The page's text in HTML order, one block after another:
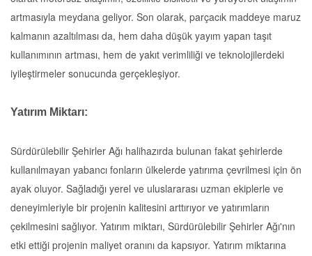
artmasıyla meydana geliyor. Son olarak, parçacık maddeye maruz
kalmanın azaltılması da, hem daha düşük yayım yapan taşıt
kullanımının artması, hem de yakıt verimliliği ve teknolojilerdeki
iyileştirmeler sonucunda gerçekleşiyor.
Yatırım Miktarı:
Sürdürülebilir Şehirler Ağı halihazırda bulunan fakat şehirlerde
kullanılmayan yabancı fonların ülkelerde yatırıma çevrilmesi için ön
ayak oluyor. Sağladığı yerel ve uluslararası uzman ekiplerle ve
deneyimleriyle bir projenin kalitesini arttırıyor ve yatırımların
çekilmesini sağlıyor. Yatırım miktarı, Sürdürülebilir Şehirler Ağı'nın
etki ettiği projenin maliyet oranını da kapsıyor. Yatırım miktarına